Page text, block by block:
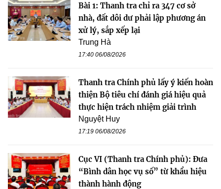
Bài 1: Thanh tra chỉ ra 347 cơ sở
nhà, đất dôi dư phải lập phương án
xử lý, sắp xếp lại
Trung Hà
17:40 06/08/2026
Thanh tra Chính phủ lấy ý kiến hoàn
thiện Bộ tiêu chí đánh giá hiệu quả
thực hiện trách nhiệm giải trình
Nguyệt Huy
17:19 06/08/2026
Cục VI (Thanh tra Chính phủ): Đưa
“Bình dân học vụ số” từ khẩu hiệu
thành hành động